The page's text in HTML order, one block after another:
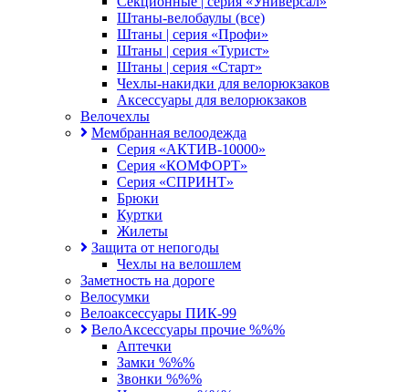
Штаны-велобаулы (все)
Штаны | серия «Профи»
Штаны | серия «Турист»
Штаны | серия «Старт»
Чехлы-накидки для велорюкзаков
Аксессуары для велорюкзаков
Велочехлы
Мембранная велоодежда
Серия «АКТИВ-10000»
Серия «КОМФОРТ»
Серия «СПРИНТ»
Брюки
Куртки
Жилеты
Защита от непогоды
Чехлы на велошлем
Заметность на дороге
Велосумки
Велоаксессуары ПИК-99
ВелоАксессуары прочие %%%
Аптечки
Замки %%%
Звонки %%%